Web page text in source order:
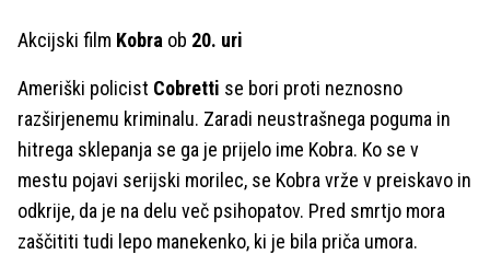
Akcijski film Kobra ob 20. uri
Ameriški policist Cobretti se bori proti neznosno
razširjenemu kriminalu. Zaradi neustrašnega poguma in
hitrega sklepanja se ga je prijelo ime Kobra. Ko se v
mestu pojavi serijski morilec, se Kobra vrže v preiskavo in
odkrije, da je na delu več psihopatov. Pred smrtjo mora
zaščititi tudi lepo manekenko, ki je bila priča umora.